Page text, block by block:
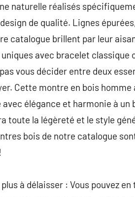
naturelle réalisés
de qualité. Lignes
catalogue brillent par leur
avec bracelet classique
vous décider entre deux
Cette montre en bois
élégance et harmonie à
la légèreté et le style
bois de notre catalogue
à délaisser : Vous pouvez